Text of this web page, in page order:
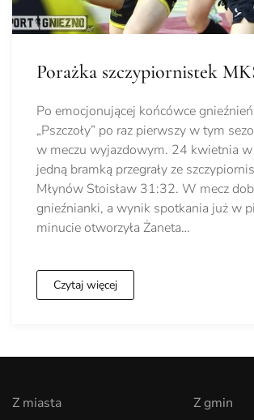
Porażka szczypiornistek
Po emocjonującej końcówce
„Pszczoły” po raz pierwszy w tym
w meczu wyjazdowym. 24 kwietnia
jedną bramką przegrały ze
Młynów Stoisław 31:32. W mecz
gnieźnianki, a wynik spotkania już w
minucie otworzyła Żaneta…
Czytaj więcej
Z miasta
Z gmin